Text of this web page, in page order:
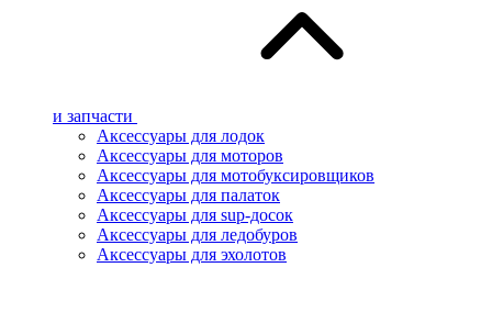
и запчасти
Аксессуары для лодок
Аксессуары для моторов
Аксессуары для мотобуксировщиков
Аксессуары для палаток
Аксессуары для sup-досок
Аксессуары для ледобуров
Аксессуары для эхолотов